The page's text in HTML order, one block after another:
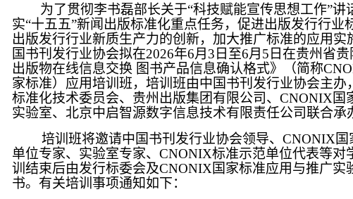
为了贯彻李书磊部长关于“科技赋能宣传思想工作”讲
实“十五五”新闻出版标准化重点任务，促进出版发行行业
出版发行行业新质生产力的创新，加大推广标准的应用实
国书刊发行业协会拟在2026年6月3日至6月5日在贵州省
出版物在线信息交换 图书产品信息确认格式》（简称
家标准）应用培训班，培训班由中国书刊发行业协会主办
标准化技术委员会、贵州出版集团有限公司、CNONIX国
实验室、北京中启智源数字信息技术有限责任公司联合承
培训班将邀请中国书刊发行业协会领导、CNONIX国
单位专家、实验室专家、CNONIX标准示范单位代表等对
训结束后由发行标委会及CNONIX国家标准应用与推广实
书。有关培训事项通知如下：